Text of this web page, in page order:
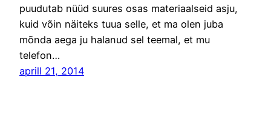
puudutab nüüd suures osas materiaalseid asju,
kuid võin näiteks tuua selle, et ma olen juba
mõnda aega ju halanud sel teemal, et mu
telefon…
aprill 21, 2014